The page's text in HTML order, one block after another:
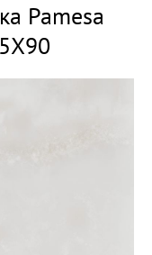
Pamesa